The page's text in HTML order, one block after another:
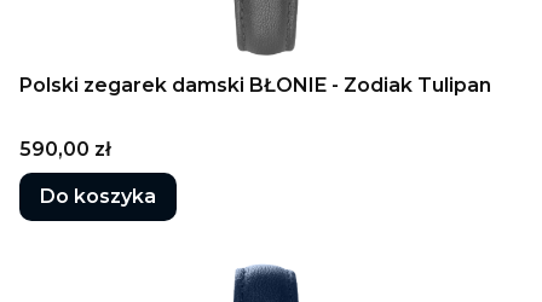
Polski zegarek damski BŁONIE - Zodiak Tulipan
Cena
590,00 zł
Do koszyka